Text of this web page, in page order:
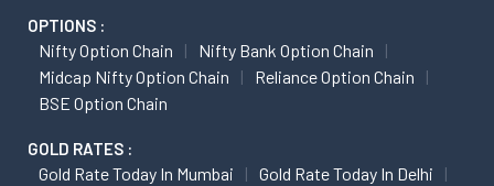
OPTIONS :
Nifty Option Chain
Nifty Bank Option Chain
Midcap Nifty Option Chain
Reliance Option Chain
BSE Option Chain
GOLD RATES :
Gold Rate Today In Mumbai
Gold Rate Today In Delhi